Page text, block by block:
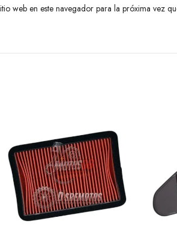
web en este navegador para la próxima vez